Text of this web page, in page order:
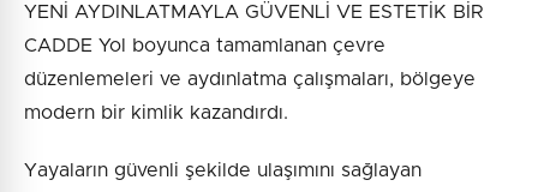
YENİ AYDINLATMAYLA GÜVENLİ VE ESTETİK BİR
CADDE Yol boyunca tamamlanan çevre
düzenlemeleri ve aydınlatma çalışmaları, bölgeye
modern bir kimlik kazandırdı.
Yayaların güvenli şekilde ulaşımını sağlayan